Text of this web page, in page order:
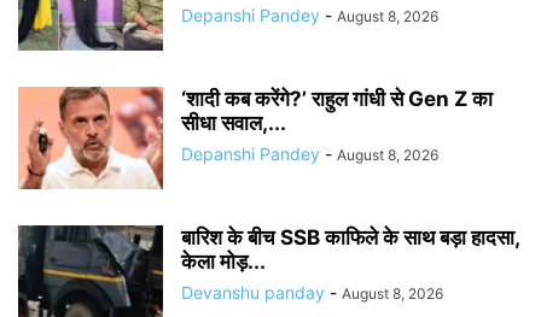
Depanshi Pandey - August 8, 2026
‘शादी कब करेंगे?’ राहुल गांधी से Gen Z का
सीधा सवाल,...
Depanshi Pandey - August 8, 2026
बारिश के बीच SSB काफिले के साथ बड़ा हादसा,
केला मोड़...
Devanshu panday - August 8, 2026